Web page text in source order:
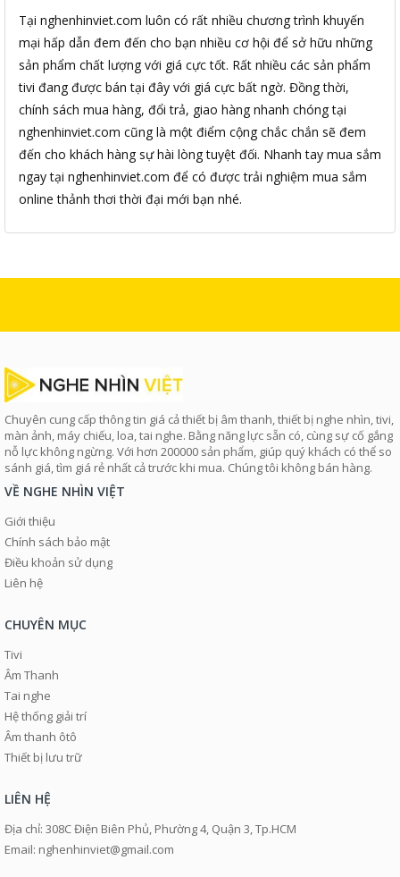
Tại nghenhinviet.com luôn có rất nhiều chương trình khuyến
mại hấp dẫn đem đến cho bạn nhiều cơ hội để sở hữu những
sản phẩm chất lượng với giá cực tốt. Rất nhiều các sản phẩm
tivi đang được bán tại đây với giá cực bất ngờ. Đồng thời,
chính sách mua hàng, đổi trả, giao hàng nhanh chóng tại
nghenhinviet.com cũng là một điểm cộng chắc chắn sẽ đem
đến cho khách hàng sự hài lòng tuyệt đối. Nhanh tay mua sắm
ngay tại nghenhinviet.com để có được trải nghiệm mua sắm
online thảnh thơi thời đại mới bạn nhé.
Chuyên cung cấp thông tin giá cả thiết bị âm thanh, thiết bị nghe nhìn, tivi,
màn ảnh, máy chiếu, loa, tai nghe. Bằng năng lực sẵn có, cùng sự cố gắng
nỗ lực không ngừng. Với hơn 200000 sản phẩm, giúp quý khách có thể so
sánh giá, tìm giá rẻ nhất cả trước khi mua. Chúng tôi không bán hàng.
VỀ NGHE NHÌN VIỆT
Giới thiệu
Chính sách bảo mật
Điều khoản sử dụng
Liên hệ
CHUYÊN MỤC
Tivi
Âm Thanh
Tai nghe
Hệ thống giải trí
Âm thanh ôtô
Thiết bị lưu trữ
LIÊN HỆ
Địa chỉ: 308C Điện Biên Phủ, Phường 4, Quận 3, Tp.HCM
Email: nghenhinviet@gmail.com